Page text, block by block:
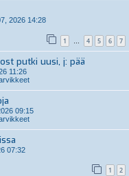
2026 14:28
1 … 4 5 6 7
putki uusi, j: pää
11:26
09:15
07:32
1 2